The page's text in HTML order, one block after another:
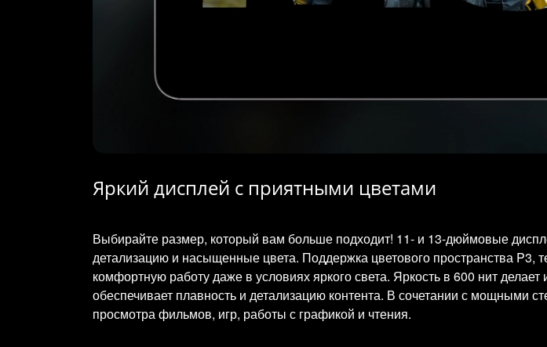
Яркий дисплей с приятными цветами
Выбирайте размер, который вам больше подходит! 11- и 13-дюймовые
детализацию и насыщенные цвета. Поддержка цветового пространства P3,
комфортную работу даже в условиях яркого света. Яркость в 600 нит
обеспечивает плавность и детализацию контента. В сочетании с мощными
просмотра фильмов, игр, работы с графикой и чтения.